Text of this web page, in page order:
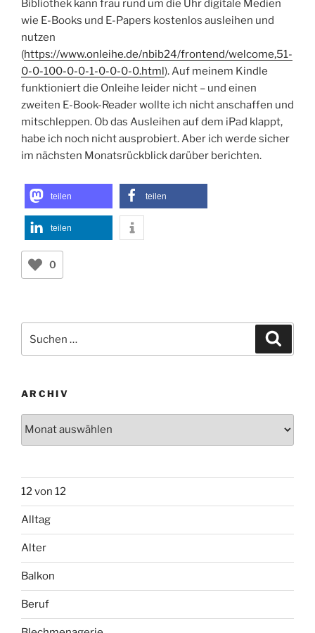
Bibliothek kann frau rund um die Uhr digitale Medien
wie E-Books und E-Papers kostenlos ausleihen und
nutzen
(https://www.onleihe.de/nbib24/frontend/welcome,51-
0-0-100-0-0-1-0-0-0-0.html). Auf meinem Kindle
funktioniert die Onleihe leider nicht – und einen
zweiten E-Book-Reader wollte ich nicht anschaffen und
mitschleppen. Ob das Ausleihen auf dem iPad klappt,
habe ich noch nicht ausprobiert. Aber ich werde sicher
im nächsten Monatsrückblick darüber berichten.
teilen teilen
teilen
0
nach:
ARCHIV
12 von 12
Alltag
Alter
Balkon
Beruf